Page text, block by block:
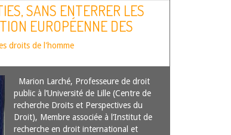
SANS ENTERRER LES
EUROPÉENNE DES
droits de l'homme
Marion Larché, Professeure de droit
public à l’Université de Lille (Centre de
recherche Droits et Perspectives du
Droit), Membre associée à l’Institut de
recherche en droit international et